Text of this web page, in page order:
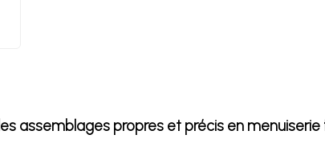
assemblages propres et précis en menuiserie